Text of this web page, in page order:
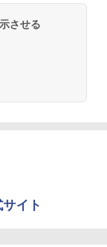
させる
イト